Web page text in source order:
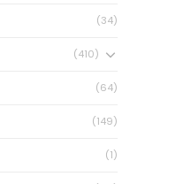
(34)
(410)
(64)
(149)
(1)